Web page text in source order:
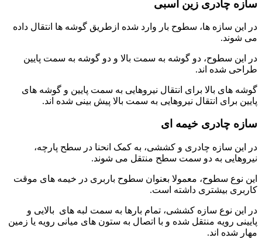
سازه چادری زین اسبی
در این سازه ها، سطوح بار وارد شده ازطریق گوشه ها انتقال داده
می شوند.
در این سطوح، دو گوشه به سمت بالا و دو گوشه به سمت پایین
طراحی شده اند.
گوشه های بالا برای انتقال نیروهایی به سمت پایین و گوشه های
پایین برای انتقال نیروهایی به سمت بالا پیش بینی شده اند.
سازه چادری خیمه ای
در این سازه چادری و کششی، به کمک انحنا در سطح پارچه،
نیروهایی به دو سمت سطح منتقل می شوند.
این نوع سطوح، معمولا بعنوان سطوح باربری در خیمه های موقت
کاربری بیشتری داشته است.
در این نوع سازه کششی، تمام بارها به سمت لبه های بالایی و
پایینی رویه منتقل شده و با اتصال به ستون های میانی رویه یا زمین
مهار شده اند.